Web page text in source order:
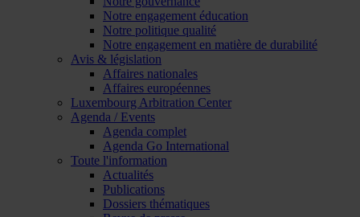
Notre engagement éducation
Notre politique qualité
Notre engagement en matière de durabilité
Avis & législation
Affaires nationales
Affaires européennes
Luxembourg Arbitration Center
Agenda / Events
Agenda complet
Agenda Go International
Toute l'information
Actualités
Publications
Dossiers thématiques